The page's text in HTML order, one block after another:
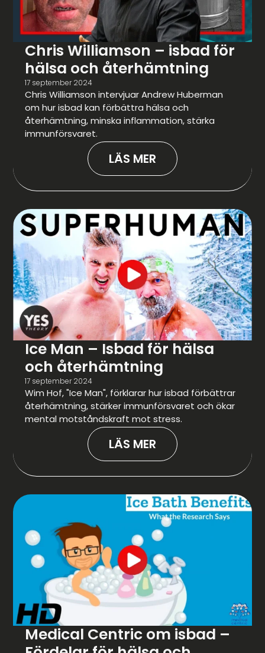
Chris Williamson – isbad för
hälsa och återhämtning
17 september 2024
Chris Williamson intervjuar Andrew Huberman
om hur isbad kan förbättra hälsa och
återhämtning, minska inflammation, stärka
immunförsvaret.
LÄS MER
Ice Man – Isbad för hälsa
och återhämtning
17 september 2024
Wim Hof, "Ice Man", förklarar hur isbad förbättrar
återhämtning, stärker immunförsvaret och ökar
mental motståndskraft mot stress.
LÄS MER
Medical Centric om isbad –